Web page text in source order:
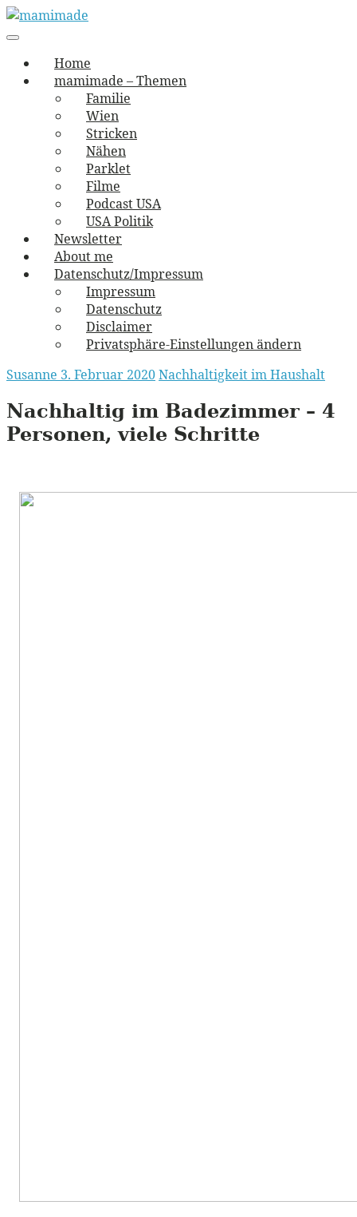
Skip
to
mamimade
vernäht und zugetextet
navigation
Menu
Home
mamimade – Themen
Familie
Wien
Stricken
Nähen
Parklet
Filme
Podcast USA
USA Politik
Newsletter
About me
Datenschutz/Impressum
Impressum
Datenschutz
Disclaimer
Privatsphäre-Einstellungen ändern
Susanne 3. Februar 2020Nachhaltigkeit im Haushalt
Nachhaltig im Badezimmer – 4
Personen, viele Schritte